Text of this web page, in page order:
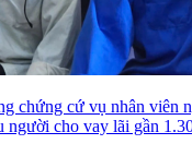
chứng cứ vụ nhân viên
người cho vay lãi gần